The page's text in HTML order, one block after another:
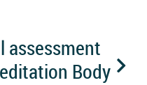
assessment
Body